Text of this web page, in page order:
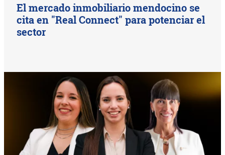
El mercado inmobiliario mendocino se
cita en "Real Connect" para potenciar el
sector